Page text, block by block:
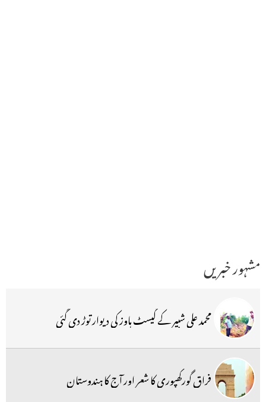
مشہور خبریں
محمد علی شبیر کے گیسٹ ہاوز کی دیوار توڑ دی گئی
فراق گورکھپوری کا شعر اور آج کا ہندوستان